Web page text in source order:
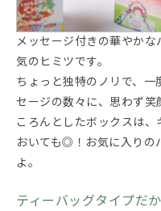
メッセージ付きの華やか
気のヒミツです。
ちょっと独特のノリで、
セージの数々に、思わず
ころんとしたボックスは
おいても◎！お気に入りの
よ。
ティーバッグタイプだ